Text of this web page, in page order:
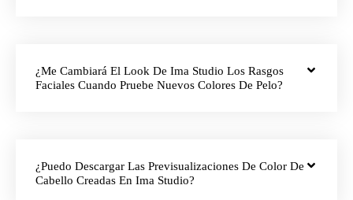
¿Me Cambiará El Look De Ima Studio Los Rasgos
Faciales Cuando Pruebe Nuevos Colores De Pelo?
¿Puedo Descargar Las Previsualizaciones De Color De
Cabello Creadas En Ima Studio?